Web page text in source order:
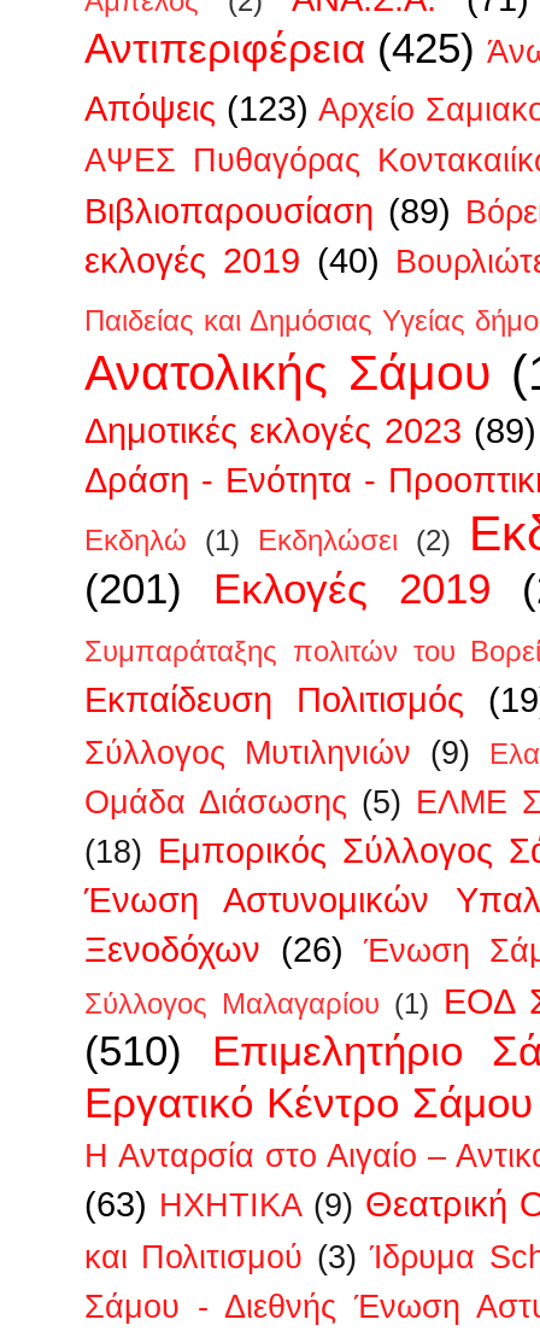
Αντιπεριφέρεια (425)
Απόψεις (123) Αρχείο
ΑΨΕΣ Πυθαγόρας
Βιβλιοπαρουσίαση (89)
εκλογές 2019 (40)
Παιδείας και Δημόσιας Υγείας
Ανατολικής Σάμου
Δημοτικές εκλογές 2023 (89)
Δράση - Ενότητα -
Εκδηλώ (1) Εκδηλώσει (2)
(201) Εκλογές 2019
Συμπαράταξης πολιτών του
Εκπαίδευση Πολιτισμός
Σύλλογος Μυτιληνιών (9)
Ομάδα Διάσωσης (5) ΕΛΜΕ
(18) Εμπορικός Σύλλογος
Ένωση Αστυνομικών
Ξενοδόχων (26) Ένωση
Σύλλογος Μαλαγαρίου (1) ΕΟΔ
(510)
Επιμελητήριο
Εργατικό Κέντρο Σάμου
Η Ανταρσία στο Αιγαίο –
(63) ΗΧΗΤΙΚΑ (9) Θεατρική
και Πολιτισμού (3) Ίδρυμα
Σάμου - Διεθνής Ένωση